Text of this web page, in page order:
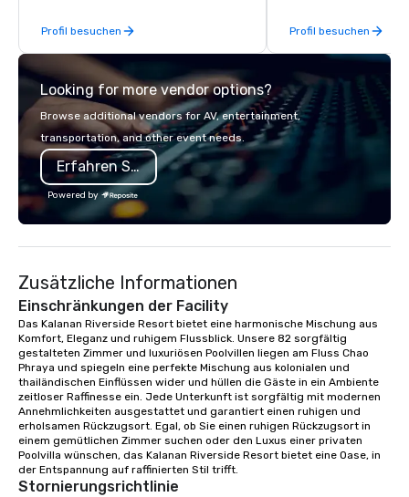
Profil besuchen
offsites. Whether
think like a Silicon
world's fastest-
or walk away with a
innovation playbook,
seniority, and
Profil besuchen
Looking for more vendor options?
Browse additional vendors for AV, entertainment,
transportation, and other event needs.
Erfahren Sie mehr
Powered by
Zusätzliche Informationen
Einschränkungen der Facility
Das Kalanan Riverside Resort bietet eine harmonische Mischung aus
Komfort, Eleganz und ruhigem Flussblick. Unsere 82 sorgfältig
gestalteten Zimmer und luxuriösen Poolvillen liegen am Fluss Chao
Phraya und spiegeln eine perfekte Mischung aus kolonialen und
thailändischen Einflüssen wider und hüllen die Gäste in ein Ambiente
zeitloser Raffinesse ein. Jede Unterkunft ist sorgfältig mit modernen
Annehmlichkeiten ausgestattet und garantiert einen ruhigen und
erholsamen Rückzugsort. Egal, ob Sie einen ruhigen Rückzugsort in
einem gemütlichen Zimmer suchen oder den Luxus einer privaten
Poolvilla wünschen, das Kalanan Riverside Resort bietet eine Oase, in
der Entspannung auf raffinierten Stil trifft.
Stornierungsrichtlinie